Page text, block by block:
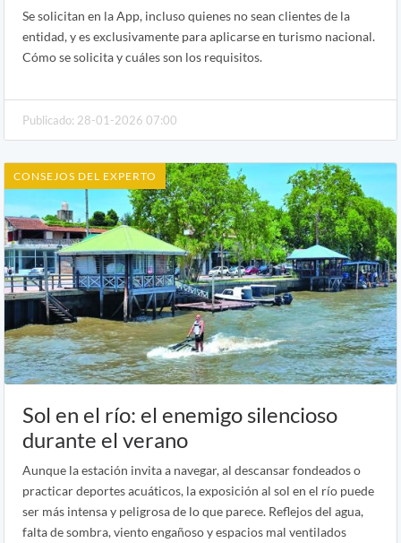
Se solicitan en la App, incluso quienes no sean clientes de la
entidad, y es exclusivamente para aplicarse en turismo nacional.
Cómo se solicita y cuáles son los requisitos.
Publicado: 28-01-2026 07:00
CONSEJOS DEL EXPERTO
Sol en el río: el enemigo silencioso
durante el verano
Aunque la estación invita a navegar, al descansar fondeados o
practicar deportes acuáticos, la exposición al sol en el río puede
ser más intensa y peligrosa de lo que parece. Reflejos del agua,
falta de sombra, viento engañoso y espacios mal ventilados